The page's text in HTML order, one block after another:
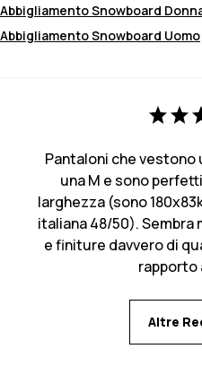
Abbigliamento Snowboard
Abbigliamento Snowboard Uomo
Pantaloni che vestono
una M e sono
larghezza (sono
italiana 48/50).
e finiture davvero di
rapporto
Altre